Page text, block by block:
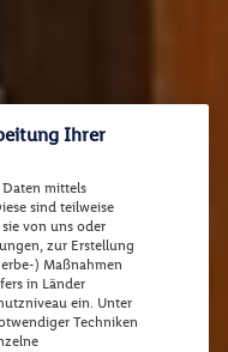
Ihrer
mittels
sind teilweise
von uns oder
zur Erstellung
) Maßnahmen
in Länder
ein. Unter
Techniken